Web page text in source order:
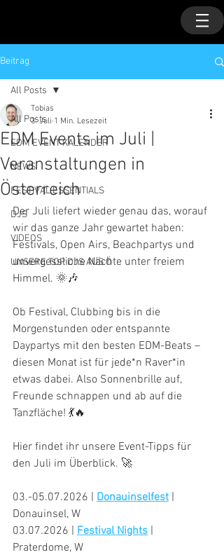
Beitrag
All Posts
EDM EVENT KALENDER
NEWS
FESTIVAL ESSENTIALS
DJS
VIDEOS
UNSERE TOP DJS AUS Ö
All Posts
EDM Events im Juli |
Veranstaltungen in
Österreich
Tobias
3. Juli 1 Min. Lesezeit
Der Juli liefert wieder genau das, worauf
wir das ganze Jahr gewartet haben:
Festivals, Open Airs, Beachpartys und
unvergessliche Nächte unter freiem
Himmel. 🌞🎶
Ob Festival, Clubbing bis in die
Morgenstunden oder entspannte
Daypartys mit den besten EDM-Beats –
diesen Monat ist für jede*n Raver*in
etwas dabei. Also Sonnenbrille auf,
Freunde schnappen und ab auf die
Tanzfläche! 💃🔥
Hier findet ihr unsere Event-Tipps für
den Juli im Überblick. 🚀
03.-05.07.2026 | Donauinselfest |
Donauinsel, W
03.07.2026 | Festival Nights |
Praterdome, W